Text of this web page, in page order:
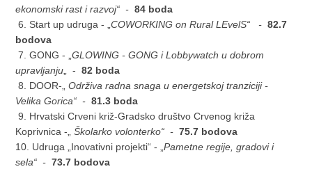
ekonomski rast i razvoj“ -84 boda
6. Start up udruga - „COWORKING on Rural LEvelS“ -82.7
bodova
7. GONG - „GLOWING - GONG i Lobbywatch u dobrom
upravljanju „ -82 boda
8. DOOR-„Održiva radna snaga u energetskoj tranziciji -
Velika Gorica“ -81.3 boda
9. Hrvatski Crveni križ-Gradsko društvo Crvenog križa
Koprivnica -„Školarko volonterko“ -75.7 bodova
10. Udruga „Inovativni projekti“ - „Pametne regije, gradovi i
sela“ -73.7 bodova